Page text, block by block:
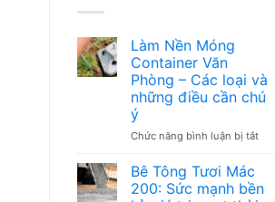
Làm Nền Móng
Container Văn
Phòng – Các loại và
những điều cần chú
ý
Chức năng bình luận bị tắtở
Bê Tông Tươi Mác
200: Sức mạnh bền